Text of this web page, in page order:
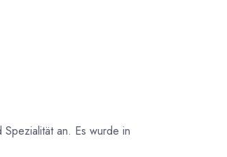
an. Es wurde in